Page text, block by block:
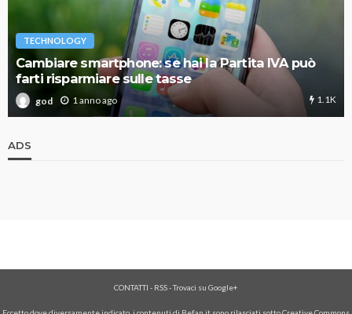
TECHNOLOGY
Cambiare smartphone: se hai la Partita IVA può
farti risparmiare sulle tasse
god 1 anno ago 1.1K
ADS
CONTATTI - RSS-Trovaci su Google+